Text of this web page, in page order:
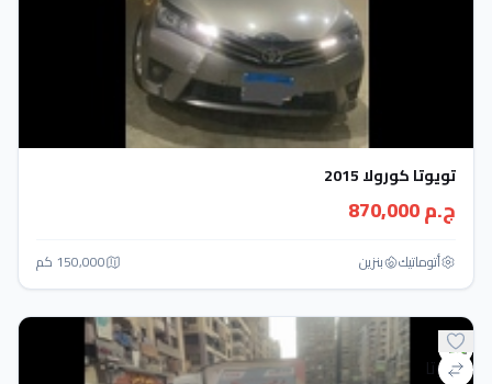
تويوتا كورولا 2015
ج.م 870,000
أتوماتيك‎ بنزين 150,000 كم